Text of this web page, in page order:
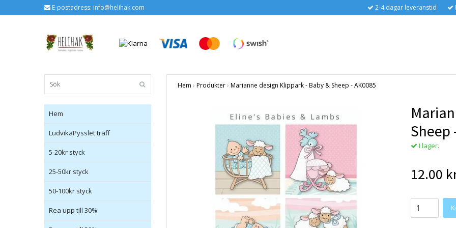
E-postadress: info@helihak.com 2-4 dagar leveranstid
Hem
LudvikaPysslet träff
5-20kr styck
25-50kr styck
50-100kr styck
Rea upp till 30%
Hem › Produkter› Marianne design Klippark - Baby & Sheep - AK0085
Sheep
I lager.
12.00